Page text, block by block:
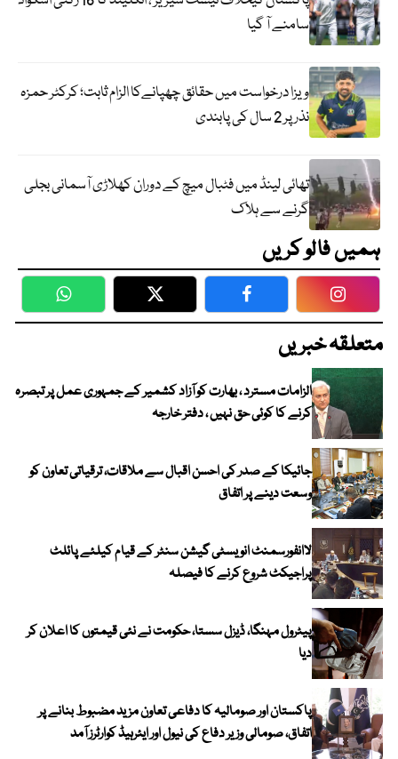
سامنے آ گیا
ویزا درخواست میں حقائق چھپانےکا الزام ثابت؛ کرکٹر حمزہ
نذر پر 2 سال کی پابندی
تھائی لینڈ میں فٹبال میچ کے دوران کھلاڑی آسمانی بجلی
گرنے سے ہلاک
ہمیں فالو کریں
WhatsApp Twitter Facebook
متعلقہ خبریں
الزامات مسترد ، بھارت کو آزاد کشمیر کے جمہوری عمل پر تبصرہ
کرنے کا کوئی حق نہیں ، دفتر خارجہ
جائیکا کے صدر کی احسن اقبال سے ملاقات، ترقیاتی تعاون کو
وسعت دینے پر اتفاق
لاانفورسمنٹ انویسٹی گیشن سنٹر کے قیام کیلئے پائلٹ
پراجیکٹ شروع کرنے کا فیصلہ
پیٹرول مہنگا، ڈیزل سستا، حکومت نے نئی قیمتوں کا اعلان کر
دیا
پاکستان اور صومالیہ کا دفاعی تعاون مزید مضبوط بنانے پر
اتفاق، صومالی وزیر دفاع کی نیول اور ایئرہیڈ کوارٹرز آمد